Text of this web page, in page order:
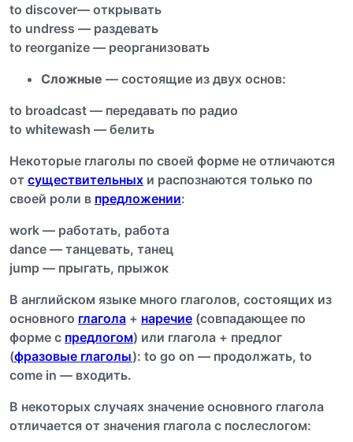
to discover— открывать
to undress — раздевать
to reorganize — реорганизовать
Сложные — состоящие из двух основ:
to broadcast — передавать по радио
to whitewash — белить
Некоторые глаголы по своей форме не отличаются
от существительных и распознаются только по
своей роли в предложении:
work — работать, работа
dance — танцевать, танец
jump — прыгать, прыжок
В английском языке много глаголов, состоящих из
основного глагола + наречие (совпадающее по
форме с предлогом) или глагола + предлог
(фразовые глаголы): to go on — продолжать, to
come in — входить.
В некоторых случаях значение основного глагола
отличается от значения глагола с послеслогом: